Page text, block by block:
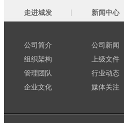
走进城发
公司简介
组织架构
管理团队
企业文化
新闻中心
公司新闻
上级文件
行业动态
媒体关注